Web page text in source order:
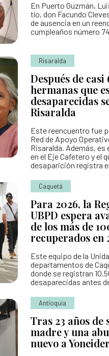
En Puerto Guzmán,
tío, don Facundo
de ausencia en un
cumpleaños número
Risaralda
Después de casi
hermanas que
desaparecidas
Risaralda
Este reencuentro fue
Red de Apoyo
Risaralda. Además, es
en el Eje Cafetero y el
desaparición registra
Caquetá
Para 2026, la
UBPD espera
de los más de
recuperados en
Este equipo de la
departamentos de
donde se registran
desaparecidas antes
Antioquia
Tras 23 años de
madre y una
nuevo a